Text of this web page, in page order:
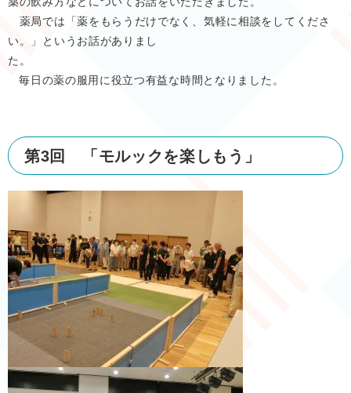
薬局では「薬をもらうだけでなく、気軽に相談をしてくださ
い。」というお話がありまし
た
毎日の薬の服用に役立つ有益な時間となりました。
第3回 「モルックを楽しもう」